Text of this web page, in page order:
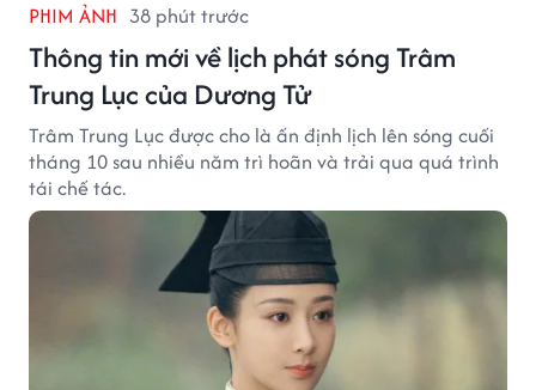
PHIM ẢNH 38 phút trước
Thông tin mới về lịch phát sóng Trâm
Trung Lục của Dương Tử
Trâm Trung Lục được cho là ấn định lịch lên sóng cuối
tháng 10 sau nhiều năm trì hoãn và trải qua quá trình
tái chế tác.